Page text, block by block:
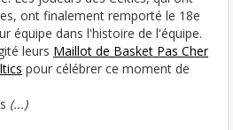
ont finalement remporté le 18e
équipe dans l'histoire de l'équipe.
leurs Maillot de Basket Pas Cher
pour célébrer ce moment de
(...)